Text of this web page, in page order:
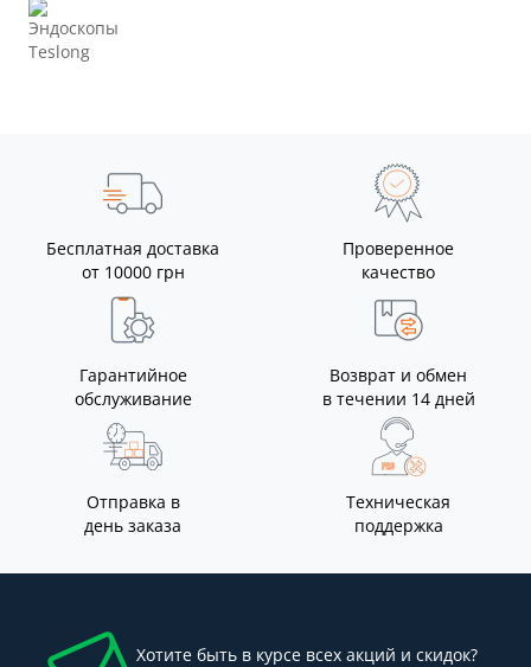
Бесплатная доставка
от 10000 грн
Проверенное
качество
Гарантийное
обслуживание
Возврат и обмен
в течении 14 дней
Отправка в
день заказа
Техническая
поддержка
Хотите быть в курсе всех акций и скидок?